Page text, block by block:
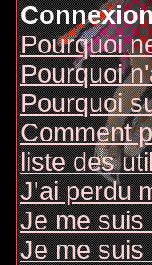
Pourquoi
Pourquoi
Pourquoi
Comment
liste des
J'ai perdu
Je me suis
Je me suis